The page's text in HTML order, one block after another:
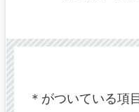
＊がついている項